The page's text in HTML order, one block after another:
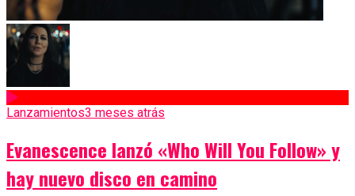
Lanzamientos3 meses atrás
Evanescence lanzó «Who Will You Follow» y
hay nuevo disco en camino